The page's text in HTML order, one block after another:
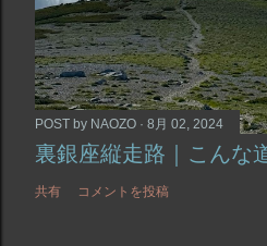
POST by NAOZO 8月 02, 2024
裏銀座縦走路｜こんな
共有 コメントを投稿